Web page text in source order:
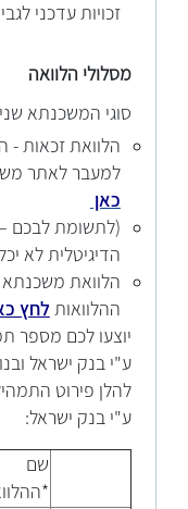
זכויות עדכני
מסלולי הלוואה
סוגי המשכנתא
הלוואת זכאות -
למעבר לאתר
כאן
(לתשומת לבכם
הדיגיטלית לא
הלוואת משכנתא
ההלוואות לחץ
יוצעו לכם מספר
ע"י בנק ישראל
להלן פירוט
ע"י בנק ישראל:
שם
ההלוואה*